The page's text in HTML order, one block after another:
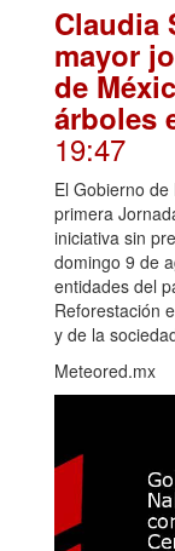
Claudia
mayor
de
árboles
19:47
El Gobierno
primera
iniciativa sin
domingo 9 de
entidades del
Reforestación
y de la
Meteored.mx